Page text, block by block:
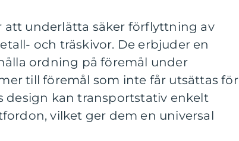
att underlätta säker förflyttning av
och träskivor. De erbjuder en
ordning på föremål under
till föremål som inte får utsättas för
design kan transportstativ enkelt
vilket ger dem en universal